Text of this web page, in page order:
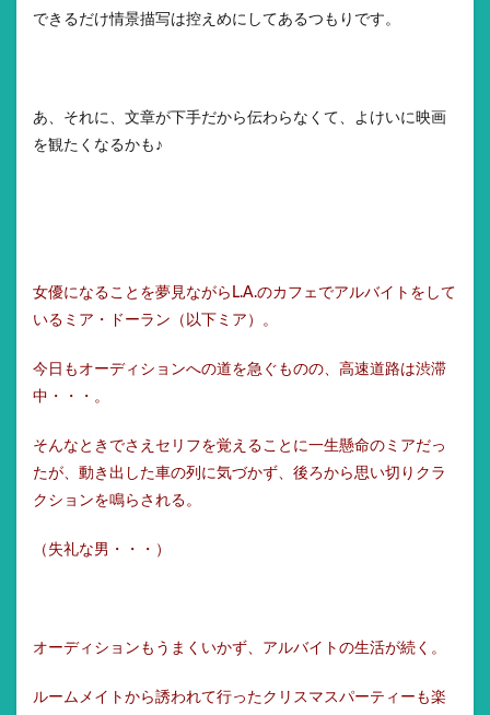
できるだけ情景描写は控えめにしてあるつもりです。
あ、それに、文章が下手だから伝わらなくて、よけいに映画
を観たくなるかも♪
女優になることを夢見ながらL.A.のカフェでアルバイトをして
いるミア・ドーラン（以下ミア）。
今日もオーディションへの道を急ぐものの、高速道路は渋滞
中・・・。
そんなときでさえセリフを覚えることに一生懸命のミアだっ
たが、動き出した車の列に気づかず、後ろから思い切りクラ
クションを鳴らされる。
（失礼な男・・・）
オーディションもうまくいかず、アルバイトの生活が続く。
ルームメイトから誘われて行ったクリスマスパーティーも楽